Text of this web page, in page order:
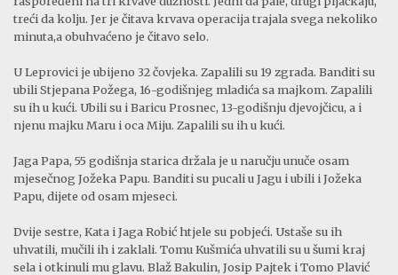
treći da kolju. Jer je čitava krvava operacija trajala svega nekoliko
minuta,a obuhvaćeno je čitavo selo.
U Leprovici je ubijeno 32 čovjeka. Zapalili su 19 zgrada. Banditi su
ubili Stjepana Požega, 16-godišnjeg mladića sa majkom. Zapalili
su ih u kući. Ubili su i Baricu Prosnec, 13-godišnju djevojčicu, a i
njenu majku Maru i oca Miju. Zapalili su ih u kući.
Jaga Papa, 55 godišnja starica držala je u naručju unuče osam
mjesečnog Jožeka Papu. Banditi su pucali u Jagu i ubili i Jožeka
Papu, dijete od osam mjeseci.
Dvije sestre, Kata i Jaga Robić htjele su pobjeći. Ustaše su ih
uhvatili, mučili ih i zaklali. Tomu Kušmića uhvatili su u šumi kraj
sela i otkinuli mu glavu. Blaž Bakulin, Josip Pajtek i Tomo Plavić